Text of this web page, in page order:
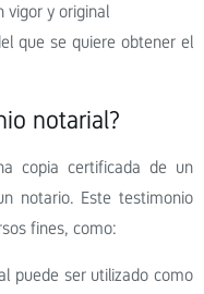
vigor y original
que se quiere obtener el
notarial?
copia certificada de un
notario. Este testimonio
fines, como:
puede ser utilizado como